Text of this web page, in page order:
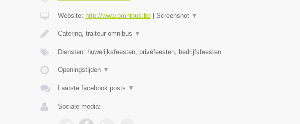
Website: http://www.omnibus.be| Screenshot ▼
Catering, traiteur omnibus ▼
Diensten: huwelijksfeesten, privéfeesten, bedrijfsfeesten
Openingstijden ▼
Laatste facebook posts ▼
Sociale media: